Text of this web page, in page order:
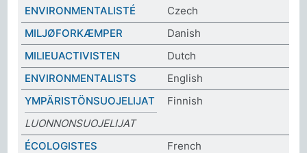
ENVIRONMENTALISTÉ
Czech
MILJØFORKÆMPER
Danish
MILIEUACTIVISTEN
Dutch
ENVIRONMENTALISTS
English
YMPÄRISTÖNSUOJELIJAT
Finnish
LUONNONSUOJELIJAT
ÉCOLOGISTES
French